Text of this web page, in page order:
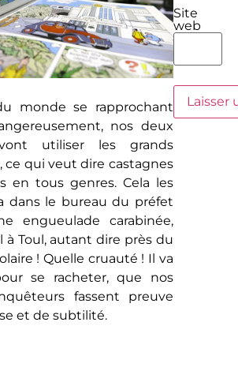
monde se rapprochant
nos deux
utiliser les grands
ce qui veut dire castagnes
en tous genres. Cela les
dans le bureau du préfet
engueulade carabinée,
à Toul, autant dire près du
! Quelle cruauté ! Il va
se racheter, que nos
fassent preuve
et de subtilité.
Site
web